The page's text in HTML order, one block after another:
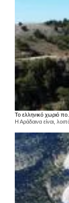
Το ελληνικό χωριό πο...
Η Αράδαινα είναι,